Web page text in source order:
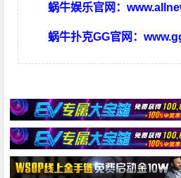
蜗牛娱乐官网：
蜗牛扑克GG官网：